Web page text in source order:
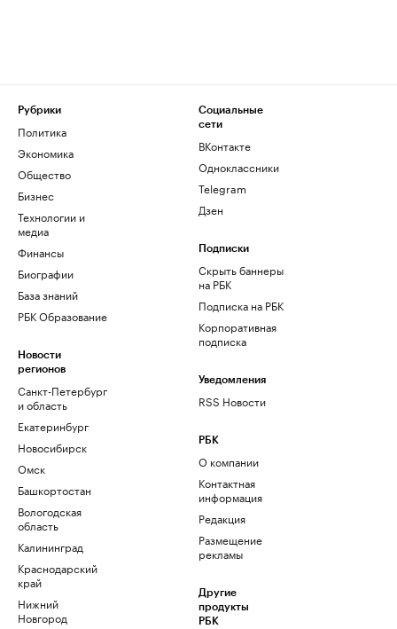
Рубрики
Политика
Экономика
Общество
Бизнес
Технологии и
медиа
Финансы
Биографии
База знаний
РБК Образование
Новости
регионов
Санкт-Петербург
и область
Екатеринбург
Новосибирск
Омск
Башкортостан
Вологодская
область
Калининград
Краснодарский
край
Нижний
Новгород
Социальные
сети
ВКонтакте
Одноклассники
Telegram
Дзен
Подписки
Скрыть баннеры
на РБК
Подписка на РБК
Корпоративная
подписка
Уведомления
RSS Новости
РБК
О компании
Контактная
информация
Редакция
Размещение
рекламы
Другие
продукты
РБК